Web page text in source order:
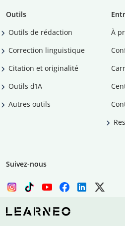
Outils
Outils de rédaction
Correction linguistique
Citation et originalité
Outils d’IA
Autres outils
À
Suivez-nous